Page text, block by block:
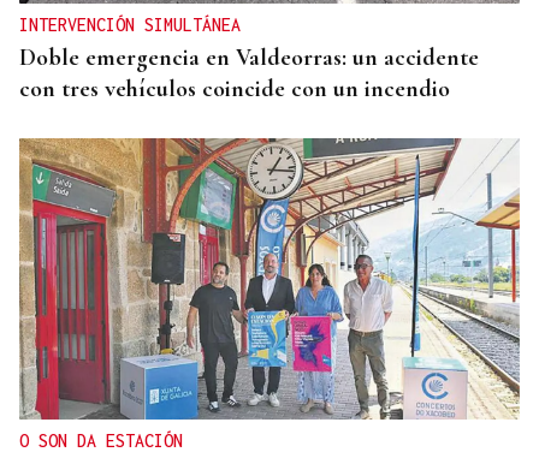
INTERVENCIÓN SIMULTÁNEA
Doble emergencia en Valdeorras: un accidente
con tres vehículos coincide con un incendio
O SON DA ESTACIÓN